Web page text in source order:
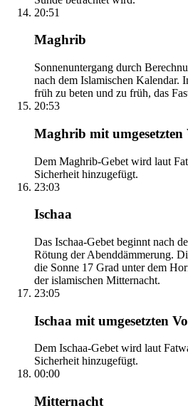
20:51
Maghrib
Sonnenuntergang durch
nach dem Islamischen Kalendar.
früh zu beten und zu früh, das
20:53
Maghrib mit umgesetzten
Dem Maghrib-Gebet wird laut
Sicherheit hinzugefügt.
23:03
Ischaa
Das Ischaa-Gebet beginnt nach
Rötung der Abenddämmerung.
die Sonne 17 Grad unter dem
der islamischen Mitternacht.
23:05
Ischaa mit umgesetzten
Dem Ischaa-Gebet wird laut
Sicherheit hinzugefügt.
00:00
Mitternacht